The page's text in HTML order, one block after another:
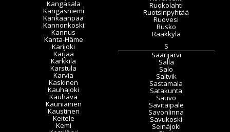
Kangasala
Kangasniemi
Kankaanpää
Kannonkoski
Kannus
Kanta-Häme
Karijoki
Karjaa
Karkkila
Karstula
Karvia
Kaskinen
Kauhajoki
Kauhava
Kauniainen
Kaustinen
Keitele
Kemi
Ruokolahti
Ruotsinpyhtää
Ruovesi
Rusko
Rääkkylä
S
Saarijärvi
Salla
Salo
Saltvik
Sastamala
Satakunta
Sauvo
Savitaipale
Savonlinna
Savukoski
Seinäjoki